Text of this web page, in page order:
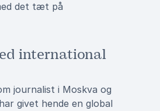
det tæt på
international
journalist i Moskva og
givet hende en global